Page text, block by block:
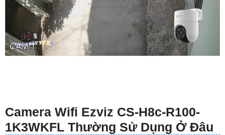
Camera Wifi Ezviz CS-H8c-R100-
1K3WKFL Thường Sử Dụng Ở Đâu